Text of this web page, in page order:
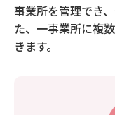
事業所を管理でき
た、一事業所に複
きます。